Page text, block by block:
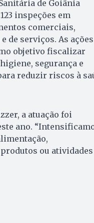
de Goiânia
inspeções em
comerciais,
de serviços. As ações
objetivo fiscalizar
segurança e
reduzir riscos à
a atuação foi
ano.
ou atividades